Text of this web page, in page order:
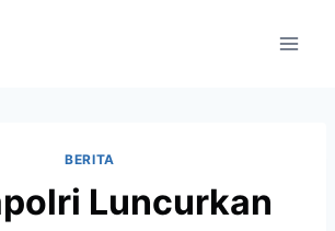
BERITA
Luncurkan